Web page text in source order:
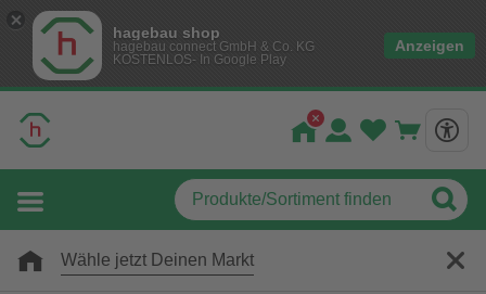
hagebau shop
hagebau connect GmbH & Co. KG
KOSTENLOS- In Google Play
Anzeigen
Wähle jetzt Deinen Markt